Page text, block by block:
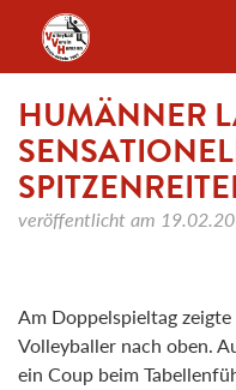
Zum Inhalt
HUMÄNNER
veröffentlicht am
Am Doppelspieltag
Volleyballer nach oben.
ein Coup beim